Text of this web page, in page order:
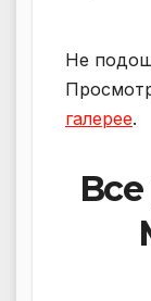
Не
галерее.